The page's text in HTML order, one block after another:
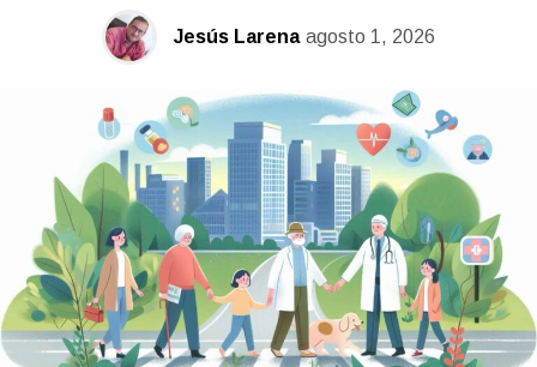
Jesús Larena agosto 1, 2026